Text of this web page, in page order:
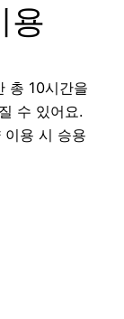
용
총 10시간을
수 있어요.
용 시 승용